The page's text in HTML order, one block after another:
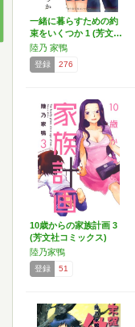
一緒に暮らすための約
束をいくつか 1 (芳文…
陸乃 家鴨
登録 276
10歳からの家族計画 3
(芳文社コミックス)
陸乃家鴨
登録 51